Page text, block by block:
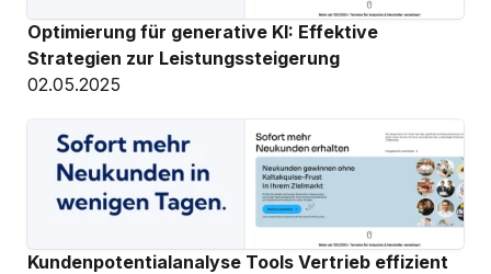
Optimierung für generative KI: Effektive
Strategien zur Leistungssteigerung
02.05.2025
Kundenpotentialanalyse Tools Vertrieb effizient